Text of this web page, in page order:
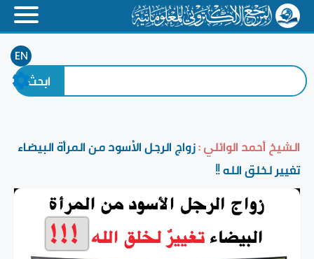
EN
الشيخ أحمد الوائلي :زواج الرجل الأسود من المرأة البيضاء
تغيير لخلق الله !!